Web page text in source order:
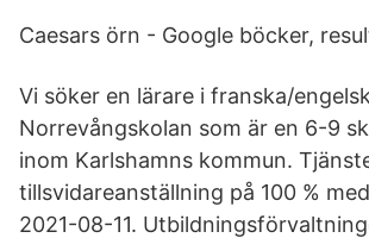
Caesars örn - Google böcker,
Vi söker en lärare i franska/
Norrevångskolan som är en 6-9
inom Karlshamns kommun.
tillsvidareanställning på 100 %
2021-08-11.